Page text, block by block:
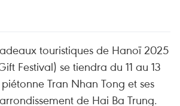
touristiques de Hanoï 2025
Festival) se tiendra du 11 au 13
Tran Nhan Tong et ses
de Hai Ba Trung.